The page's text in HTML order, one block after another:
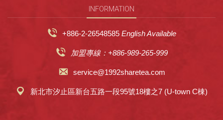
INFORMATION
+886-2-26548585 English Available
加盟專線：+886-989-265-999
service@1992sharetea.com
新北市汐止區新台五路一段95號18樓之7 (U-town C棟)